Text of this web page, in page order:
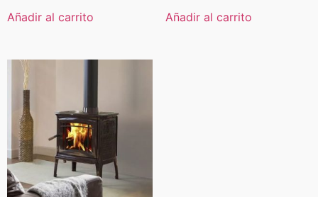
Añadir al carrito Añadir al carrito